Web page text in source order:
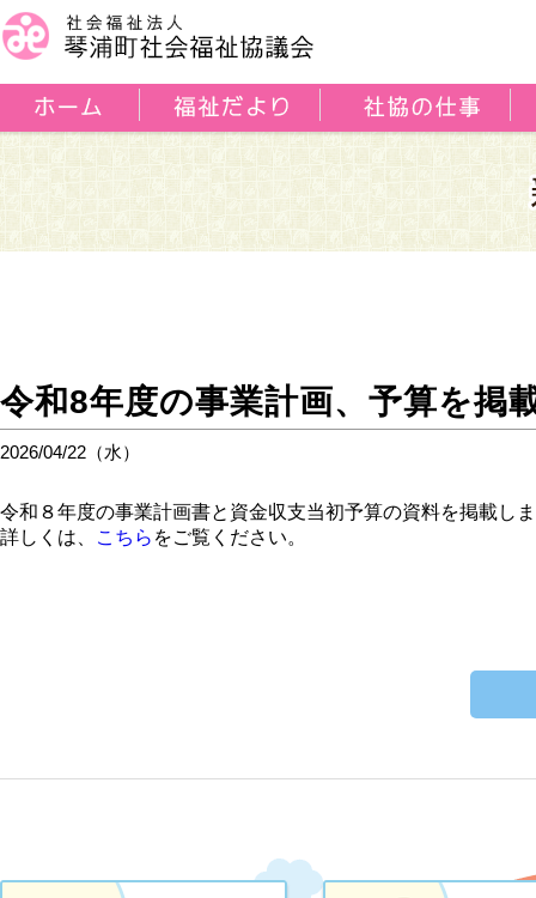
令和8年度の事業計画、予算を掲
2026/04/22（水）
令和８年度の事業計画書と資金収支当初予算の資料を掲載し
詳しくは、
こちら をご覧ください。